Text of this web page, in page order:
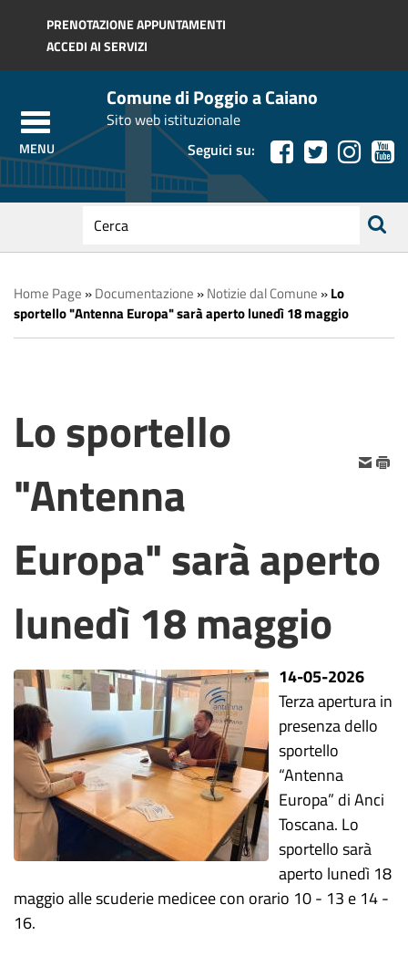
Regione Toscana
PRENOTAZIONE APPUNTAMENTI
ACCEDI AI SERVIZI
Comune di Poggio a Caiano
Sito web istituzionale
Seguici su:
testo
da
cercare
ricerca
Home Page »Documentazione »Notizie dal Comune »Lo
sportello "Antenna Europa" sarà aperto lunedì 18 maggio
Lo sportello
"Antenna
Europa" sarà aperto
lunedì 18 maggio
14-05-2026
Terza apertura in
presenza dello
sportello
“Antenna
Europa” di Anci
Toscana. Lo
sportello sarà
aperto lunedì 18
maggio alle scuderie medicee con orario 10 - 13 e 14 -
16.